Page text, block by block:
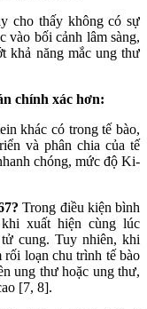
cho thấy không có sự
vào bối cảnh lâm sàng,
khả năng mắc ung thư
chính xác hơn:
khác có trong tế bào,
và phân chia của tế
chóng, mức độ Ki-
Trong điều kiện bình
xuất hiện cùng lúc
cung. Tuy nhiên, khi
rối loạn chu trình tế bào
ung thư hoặc ung thư,
[7, 8].